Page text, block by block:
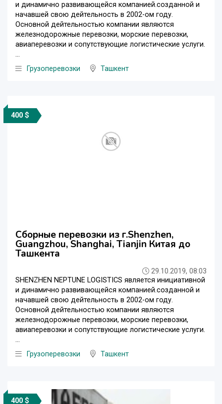
и динамично развивающейся компанией.созданной и
начавшей свою дейтельность в 2002-ом году.
Основной дейтельностью компании являются
железнодорожные перевозки, морские перевозки,
авиаперевозки и сопутствующие логистические услуги.
...
Грузоперевозки
Ташкент
400 $
Сборные перевозки из г.Shenzhen,
Guangzhou, Shanghai, Tianjin Китая до
Ташкента
29.10.2019, 08:03
SHENZHEN NEPTUNE LOGISTICS является инициативной
и динамично развивающейся компанией.созданной и
начавшей свою дейтельность в 2002-ом году.
Основной дейтельностью компании являются
железнодорожные перевозки, морские перевозки,
авиаперевозки и сопутствующие логистические услуги.
...
Грузоперевозки
Ташкент
400 $